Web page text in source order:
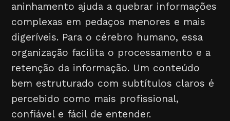
aninhamento ajuda a quebrar informações
complexas em pedaços menores e mais
digeríveis. Para o cérebro humano, essa
organização facilita o processamento e a
retenção da informação. Um conteúdo
bem estruturado com subtítulos claros é
percebido como mais profissional,
confiável e fácil de entender.